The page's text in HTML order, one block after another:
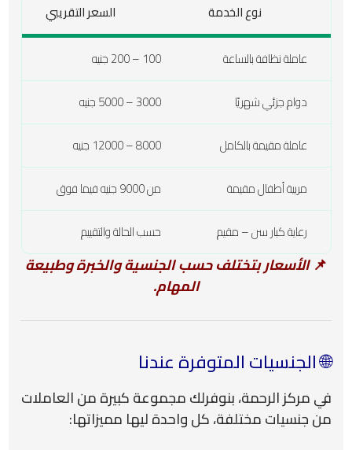
نوع الخدمة السعر التقريبي
عاملة نظافة بالساعة
100 – 200 جنيه
دوام جزئي شهريًا
3000 – 5000 جنيه
عاملة مقيمة بالكامل
8000 – 12000 جنيه
مربية أطفال مقيمة
من 9000 جنيه فيما فوق
رعاية كبار سن – مقيم
حسب الحالة والتقييم
📌الأسعار بتختلف حسب الجنسية والخبرة وطبيعة
المهام.
🌐 الجنسيات المتوفرة عندنا
في مركز الرحمة، بنوفرلك مجموعة كبيرة من العاملات
من جنسيات مختلفة، كل واحدة ليها مميزاتها: